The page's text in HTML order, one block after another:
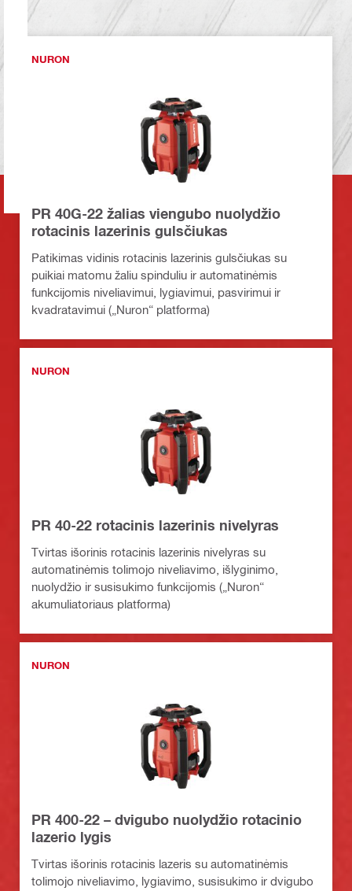
NURON
PR 40G-22 žalias viengubo nuolydžio
rotacinis lazerinis gulsčiukas
Patikimas vidinis rotacinis lazerinis gulsčiukas su
puikiai matomu žaliu spinduliu ir automatinėmis
funkcijomis niveliavimui, lygiavimui, pasvirimui ir
kvadratavimui („Nuron“ platforma)
NURON
PR 40-22 rotacinis lazerinis nivelyras
Tvirtas išorinis rotacinis lazerinis nivelyras su
automatinėmis tolimojo niveliavimo, išlyginimo,
nuolydžio ir susisukimo funkcijomis („Nuron“
akumuliatoriaus platforma)
NURON
PR 400-22 – dvigubo nuolydžio rotacinio
lazerio lygis
Tvirtas išorinis rotacinis lazeris su automatinėmis
tolimojo niveliavimo, lygiavimo, susisukimo ir dvigubo